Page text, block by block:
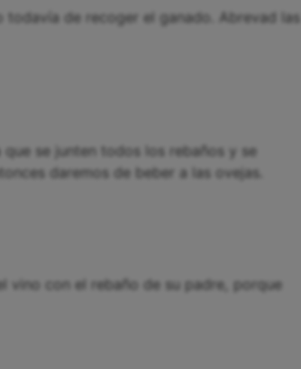
todavía de recoger el ganado. Abrevad las
que se junten todos los rebaños y se
daremos de beber a las ovejas.
vino con el rebaño de su padre, porque